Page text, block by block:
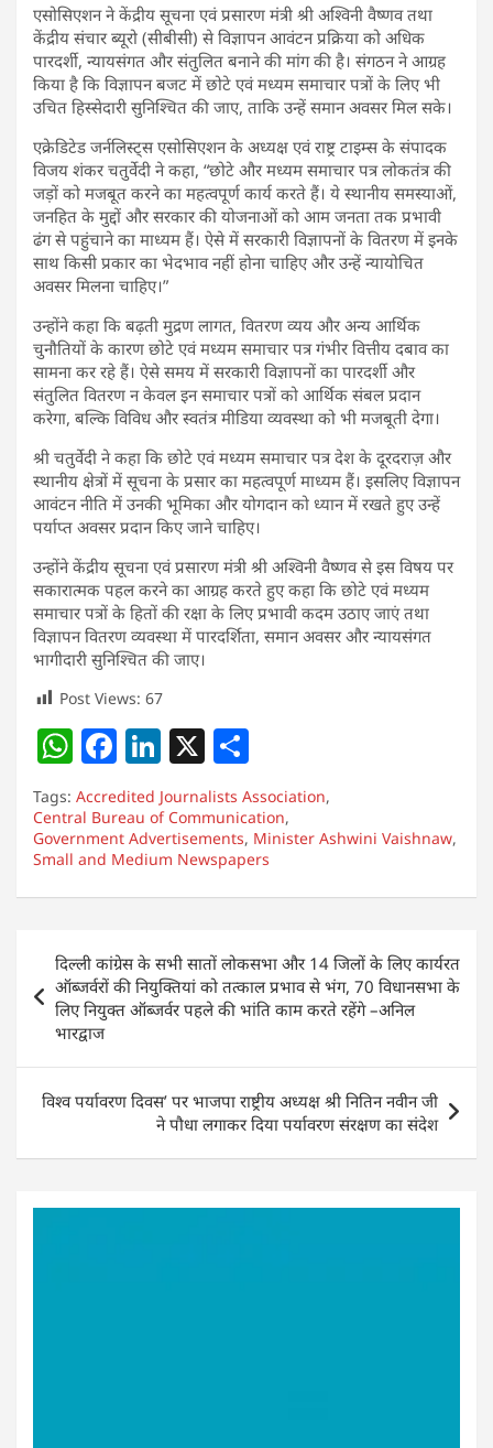
एसोसिएशन ने केंद्रीय सूचना एवं प्रसारण मंत्री श्री अश्विनी वैष्णव तथा
केंद्रीय संचार ब्यूरो (सीबीसी) से विज्ञापन आवंटन प्रक्रिया को अधिक
पारदर्शी, न्यायसंगत और संतुलित बनाने की मांग की है। संगठन ने आग्रह
किया है कि विज्ञापन बजट में छोटे एवं मध्यम समाचार पत्रों के लिए भी
उचित हिस्सेदारी सुनिश्चित की जाए, ताकि उन्हें समान अवसर मिल सके।
एक्रेडिटेड जर्नलिस्ट्स एसोसिएशन के अध्यक्ष एवं राष्ट्र टाइम्स के संपादक
विजय शंकर चतुर्वेदी ने कहा, “छोटे और मध्यम समाचार पत्र लोकतंत्र की
जड़ों को मजबूत करने का महत्वपूर्ण कार्य करते हैं। ये स्थानीय समस्याओं,
जनहित के मुद्दों और सरकार की योजनाओं को आम जनता तक प्रभावी
ढंग से पहुंचाने का माध्यम हैं। ऐसे में सरकारी विज्ञापनों के वितरण में इनके
साथ किसी प्रकार का भेदभाव नहीं होना चाहिए और उन्हें न्यायोचित
अवसर मिलना चाहिए।”
उन्होंने कहा कि बढ़ती मुद्रण लागत, वितरण व्यय और अन्य आर्थिक
चुनौतियों के कारण छोटे एवं मध्यम समाचार पत्र गंभीर वित्तीय दबाव का
सामना कर रहे हैं। ऐसे समय में सरकारी विज्ञापनों का पारदर्शी और
संतुलित वितरण न केवल इन समाचार पत्रों को आर्थिक संबल प्रदान
करेगा, बल्कि विविध और स्वतंत्र मीडिया व्यवस्था को भी मजबूती देगा।
श्री चतुर्वेदी ने कहा कि छोटे एवं मध्यम समाचार पत्र देश के दूरदराज़ और
स्थानीय क्षेत्रों में सूचना के प्रसार का महत्वपूर्ण माध्यम हैं। इसलिए विज्ञापन
आवंटन नीति में उनकी भूमिका और योगदान को ध्यान में रखते हुए उन्हें
पर्याप्त अवसर प्रदान किए जाने चाहिए।
उन्होंने केंद्रीय सूचना एवं प्रसारण मंत्री श्री अश्विनी वैष्णव से इस विषय पर
सकारात्मक पहल करने का आग्रह करते हुए कहा कि छोटे एवं मध्यम
समाचार पत्रों के हितों की रक्षा के लिए प्रभावी कदम उठाए जाएं तथा
विज्ञापन वितरण व्यवस्था में पारदर्शिता, समान अवसर और न्यायसंगत
भागीदारी सुनिश्चित की जाए।
Post Views: 67
W
h
at
s
A
p
F
a
c
e
b
o
k
Li
n
k
e
dI
X
h
ar
e
Tags: Accredited Journalists Association,
Central Bureau of Communication,
Government Advertisements, Minister Ashwini Vaishnaw,
Small and Medium Newspapers
Post
navigation
दिल्ली कांग्रेस के सभी सातों लोकसभा और 14 जिलों के लिए कार्यरत
ऑब्जर्वरों की नियुक्तियां को तत्काल प्रभाव से भंग, 70 विधानसभा के
लिए नियुक्त ऑब्जर्वर पहले की भांति काम करते रहेंगे –अनिल
भारद्वाज
विश्व पर्यावरण दिवस’ पर भाजपा राष्ट्रीय अध्यक्ष श्री नितिन नवीन जी
ने पौधा लगाकर दिया पर्यावरण संरक्षण का संदेश